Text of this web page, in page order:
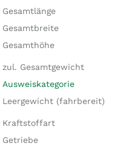
Gesamtlänge
Gesamtbreite
Gesamthöhe
zul. Gesamtgewicht
Ausweiskategorie
Leergewicht (fahrbereit)
Kraftstoffart
Getriebe